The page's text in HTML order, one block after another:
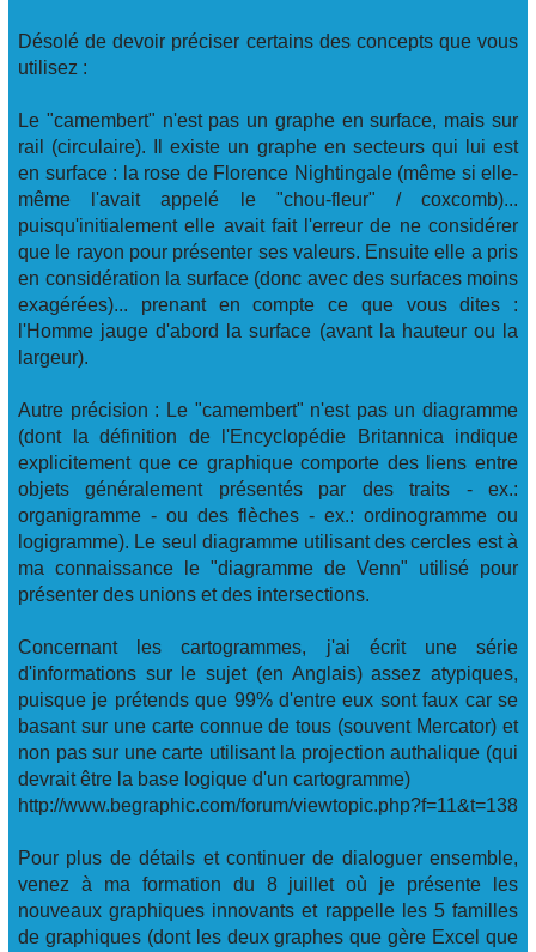
Désolé de devoir préciser certains des concepts que vous
utilisez :
Le "camembert" n'est pas un graphe en surface, mais sur
rail (circulaire). Il existe un graphe en secteurs qui lui est
en surface : la rose de Florence Nightingale (même si elle-
même l'avait appelé le "chou-fleur" / coxcomb)...
puisqu'initialement elle avait fait l'erreur de ne considérer
que le rayon pour présenter ses valeurs. Ensuite elle a pris
en considération la surface (donc avec des surfaces moins
exagérées)... prenant en compte ce que vous dites :
l'Homme jauge d'abord la surface (avant la hauteur ou la
largeur).
Autre précision : Le "camembert" n'est pas un diagramme
(dont la définition de l'Encyclopédie Britannica indique
explicitement que ce graphique comporte des liens entre
objets généralement présentés par des traits - ex.:
organigramme - ou des flèches - ex.: ordinogramme ou
logigramme). Le seul diagramme utilisant des cercles est à
ma connaissance le "diagramme de Venn" utilisé pour
présenter des unions et des intersections.
Concernant les cartogrammes, j'ai écrit une série
d'informations sur le sujet (en Anglais) assez atypiques,
puisque je prétends que 99% d'entre eux sont faux car se
basant sur une carte connue de tous (souvent Mercator) et
non pas sur une carte utilisant la projection authalique (qui
devrait être la base logique d'un cartogramme)
http://www.begraphic.com/forum/viewtopic.php?f=11&t=138
Pour plus de détails et continuer de dialoguer ensemble,
venez à ma formation du 8 juillet où je présente les
nouveaux graphiques innovants et rappelle les 5 familles
de graphiques (dont les deux graphes que gère Excel que